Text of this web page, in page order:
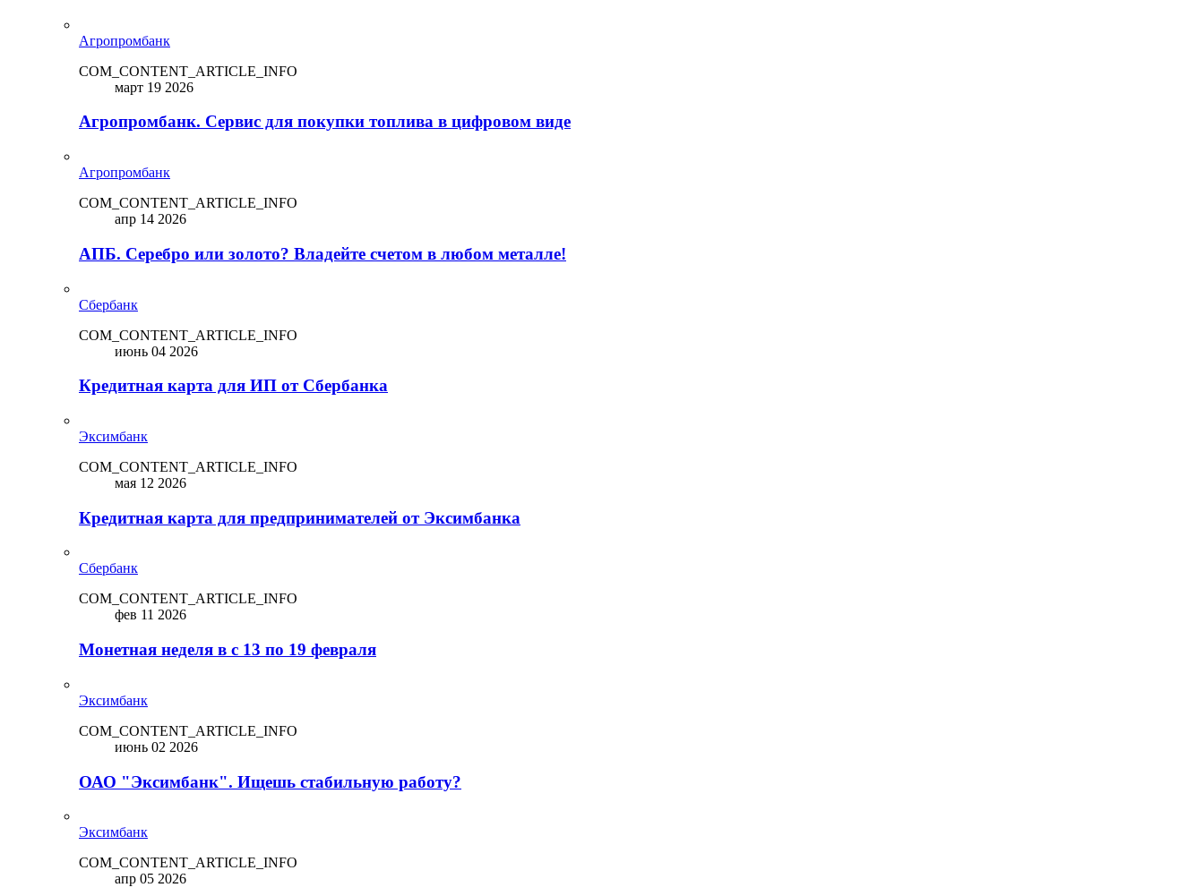
Агропромбанк
COM_CONTENT_ARTICLE_INFO
март 19 2026
Агропромбанк. Сервис для покупки топлива в цифровом виде
Агропромбанк
COM_CONTENT_ARTICLE_INFO
апр 14 2026
АПБ. Серебро или золото? Владейте счетом в любом металле!
Сбербанк
COM_CONTENT_ARTICLE_INFO
июнь 04 2026
Кредитная карта для ИП от Сбербанка
Эксимбанк
COM_CONTENT_ARTICLE_INFO
мая 12 2026
Кредитная карта для предпринимателей от Эксимбанка
Сбербанк
COM_CONTENT_ARTICLE_INFO
фев 11 2026
Монетная неделя в с 13 по 19 февраля
Эксимбанк
COM_CONTENT_ARTICLE_INFO
июнь 02 2026
ОАО "Эксимбанк". Ищешь стабильную работу?
Эксимбанк
COM_CONTENT_ARTICLE_INFO
апр 05 2026